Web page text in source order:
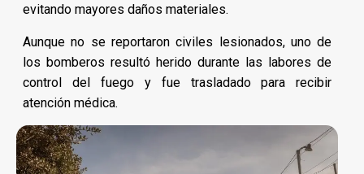
evitando mayores daños materiales.
Aunque no se reportaron civiles lesionados, uno de
los bomberos resultó herido durante las labores de
control del fuego y fue trasladado para recibir
atención médica.